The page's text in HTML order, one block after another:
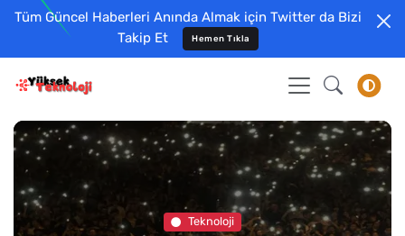
Tüm Güncel Haberleri Anında Almak için Twitter da Bizi
Takip Et
Hemen Tıkla
Teknoloji